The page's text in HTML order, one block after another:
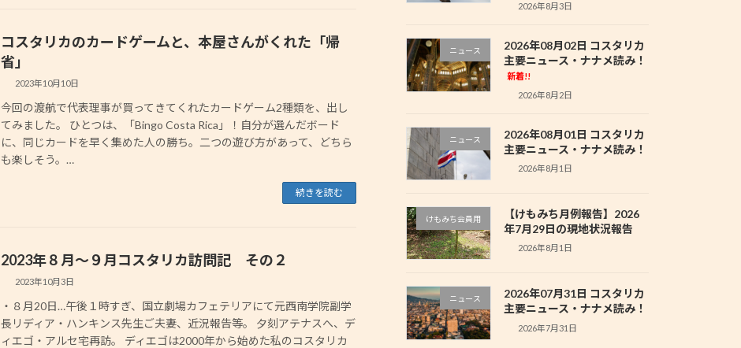
コスタリカのカードゲームと、本屋さんがくれた「帰
省」
2023年10月10日
今回の渡航で代表理事が買ってきてくれたカードゲーム2種類を、出し
てみました。 ひとつは、「Bingo Costa Rica」！自分が選んだボード
に、同じカードを早く集めた人の勝ち。二つの遊び方があって、どちら
も楽しそう。…
続きを読む
2023年８月〜９月コスタリカ訪問記 その２
2023年10月3日
・８月20日…午後１時すぎ、国立劇場カフェテリアにて元西南学院副学
長リディア・ハンキンス先生ご夫妻、近況報告等。 夕刻アテナスへ、デ
ィエゴ・アルセ宅再訪。 ディエゴは2000年から始めた私のコスタリカ
2026年8月3日
ニュース
2026年08月02日 コスタリカ
主要ニュース・ナナメ読み！
新着!!
2026年8月2日
ニュース
2026年08月01日 コスタリカ
主要ニュース・ナナメ読み！
2026年8月1日
けもみち会員用
【けもみち月例報告】2026
年7月29日の現地状況報告
2026年8月1日
ニュース
2026年07月31日 コスタリカ
主要ニュース・ナナメ読み！
2026年7月31日